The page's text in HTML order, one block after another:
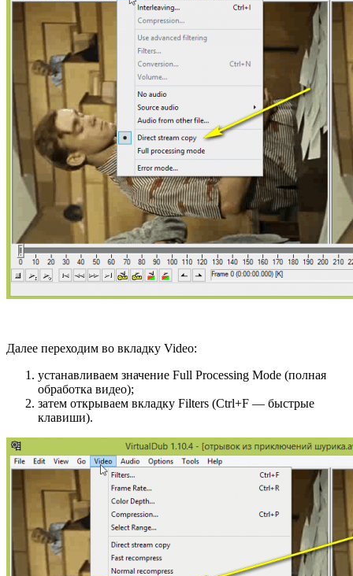
Далее переходим во вкладку Video:
устанавливаем значение Full Processing Mode (полная
обработка видео);
затем открываем вкладку Filters (Ctrl+F — быстрые
клавиши).